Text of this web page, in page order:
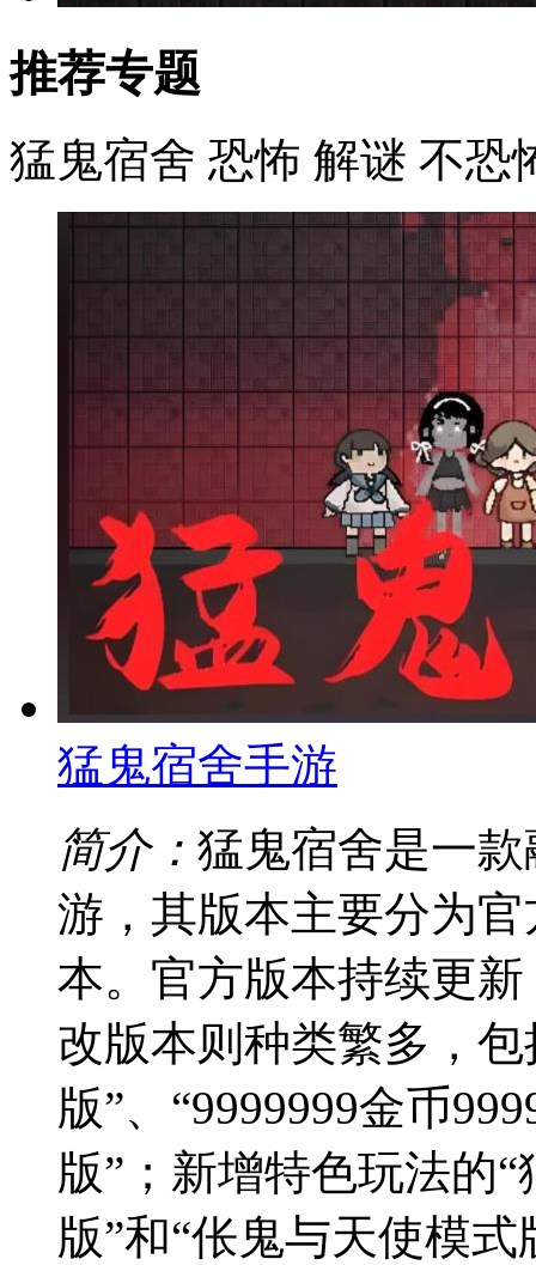
推荐专题
猛鬼宿舍 恐怖 解谜 不恐
猛鬼宿舍手游
简介： 猛鬼宿舍是一
游，其版本主要分为
本。官方版本持续更
改版本则种类繁多，
版”、“9999999金币
版”；新增特色玩法的
版”和“伥鬼与天使模